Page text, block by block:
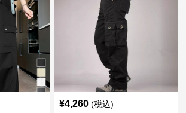
¥4,260 (税込)